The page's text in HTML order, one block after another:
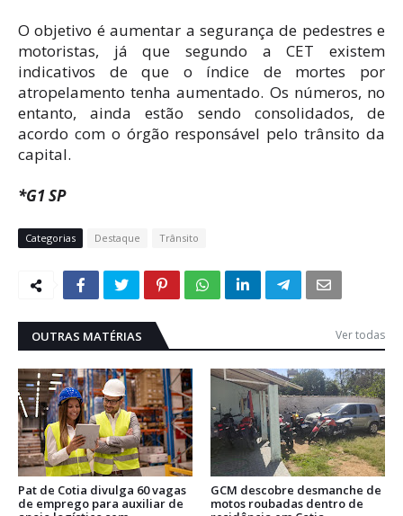
O objetivo é aumentar a segurança de pedestres e
motoristas, já que segundo a CET existem
indicativos de que o índice de mortes por
atropelamento tenha aumentado. Os números, no
entanto, ainda estão sendo consolidados, de
acordo com o órgão responsável pelo trânsito da
capital.
*G1 SP
Categorias Destaque Trânsito
OUTRAS MATÉRIAS Ver todas
Pat de Cotia divulga 60 vagas
de emprego para auxiliar de
GCM descobre desmanche de
motos roubadas dentro de